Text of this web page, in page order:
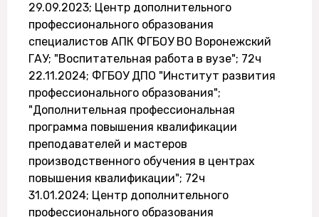
29.09.2023; Центр дополнительного
профессионального образования
специалистов АПК ФГБОУ ВО Воронежский
ГАУ; "Воспитательная работа в вузе"; 72ч
22.11.2024; ФГБОУ ДПО "Институт развития
профессионального образования";
"Дополнительная профессиональная
программа повышения квалификации
преподавателей и мастеров
производственного обучения в центрах
повышения квалификации"; 72ч
31.01.2024; Центр дополнительного
профессионального образования